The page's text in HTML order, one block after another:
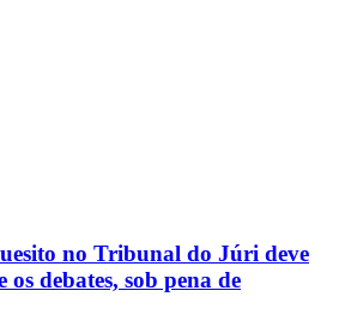
no Tribunal do Júri deve
debates, sob pena de